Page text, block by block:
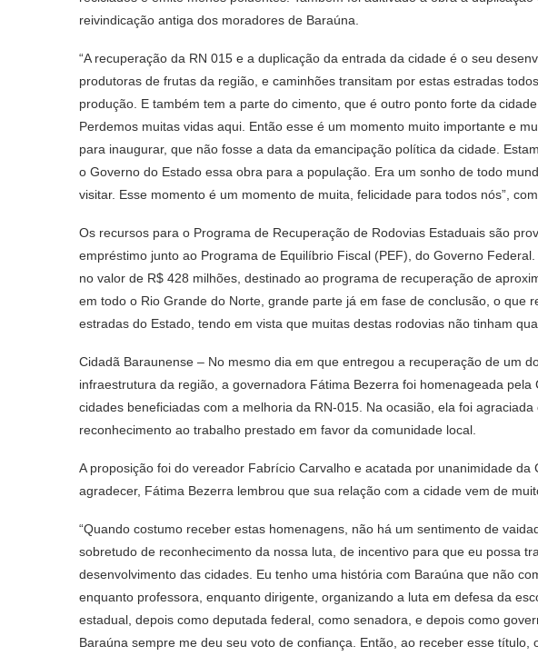
reivindicação antiga dos moradores de Baraúna.
“A recuperação da RN 015 e a duplicação da entrada da cidade é o seu
produtoras de frutas da região, e caminhões transitam por estas estradas
produção. E também tem a parte do cimento, que é outro ponto forte da
Perdemos muitas vidas aqui. Então esse é um momento muito importante e
para inaugurar, que não fosse a data da emancipação política da cidade.
o Governo do Estado essa obra para a população. Era um sonho de todo
visitar. Esse momento é um momento de muita, felicidade para todos nós”,
Os recursos para o Programa de Recuperação de Rodovias Estaduais são
empréstimo junto ao Programa de Equilíbrio Fiscal (PEF), do Governo
no valor de R$ 428 milhões, destinado ao programa de recuperação de
em todo o Rio Grande do Norte, grande parte já em fase de conclusão, o que
estradas do Estado, tendo em vista que muitas destas rodovias não tinham
Cidadã Baraunense – No mesmo dia em que entregou a recuperação de um
infraestrutura da região, a governadora Fátima Bezerra foi homenageada
cidades beneficiadas com a melhoria da RN-015. Na ocasião, ela foi
reconhecimento ao trabalho prestado em favor da comunidade local.
A proposição foi do vereador Fabrício Carvalho e acatada por unanimidade da
agradecer, Fátima Bezerra lembrou que sua relação com a cidade vem de
“Quando costumo receber estas homenagens, não há um sentimento de
sobretudo de reconhecimento da nossa luta, de incentivo para que eu possa
desenvolvimento das cidades. Eu tenho uma história com Baraúna que não
enquanto professora, enquanto dirigente, organizando a luta em defesa da
estadual, depois como deputada federal, como senadora, e depois como
Baraúna sempre me deu seu voto de confiança. Então, ao receber esse título,